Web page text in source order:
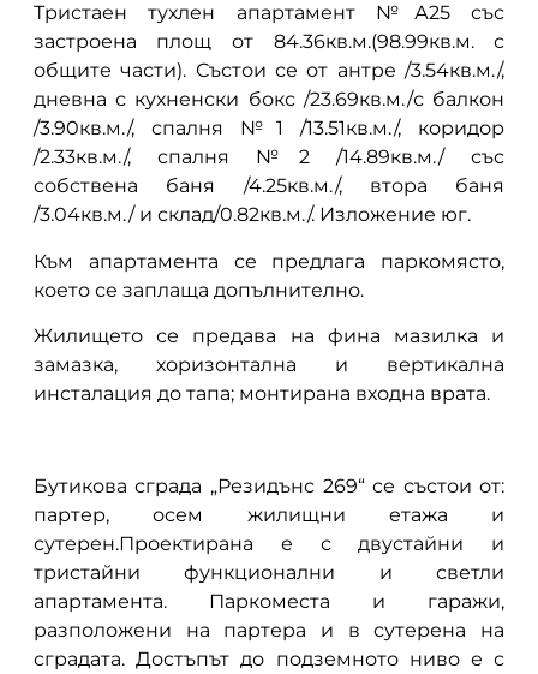
Тристаен тухлен апартамент №А25 със
застроена площ от 84.36кв.м.(98.99кв.м. с
общите части). Състои се от антре /3.54кв.м./,
дневна с кухненски бокс /23.69кв.м./с балкон
/3.90кв.м./, спалня №1 /13.51кв.м./, коридор
/2.33кв.м./, спалня №2 /14.89кв.м./ със
собствена баня /4.25кв.м./, втора баня
/3.04кв.м./ и склад/0.82кв.м./. Изложение юг.
Към апартамента се предлага паркомясто,
което се заплаща допълнително.
Жилището се предава на фина мазилка и
замазка, хоризонтална и вертикална
инсталация до тапа; монтирана входна врата.
Бутикова сграда „Резидънс 269“ се състои от:
партер, осем жилищни етажа и
сутерен.Проектирана е с двустайни и
тристайни функционални и светли
апартамента. Паркоместа и гаражи,
разположени на партера и в сутерена на
сградата. Достъпът до подземното ниво е с